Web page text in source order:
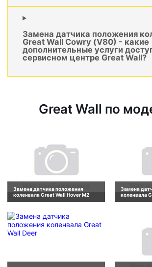
Замена датчика положения
Great Wall Cowry (V80) - какие
дополнительные услуги
сервисном центре Great Wall?
Great Wall по
Замена датчика положения
коленвала Great Wall Hover M2
Замена
коленвала